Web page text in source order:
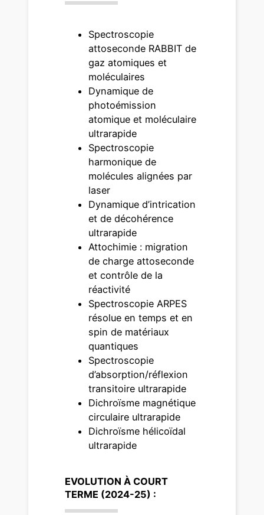
Spectroscopie
attoseconde RABBIT de
gaz atomiques et
moléculaires
Dynamique de
photoémission
atomique et moléculaire
ultrarapide
Spectroscopie
harmonique de
molécules alignées par
laser
Dynamique d’intrication
et de décohérence
ultrarapide
Attochimie : migration
de charge attoseconde
et contrôle de la
réactivité
Spectroscopie ARPES
résolue en temps et en
spin de matériaux
quantiques
Spectroscopie
d’absorption/réflexion
transitoire ultrarapide
Dichroïsme magnétique
circulaire ultrarapide
Dichroïsme hélicoïdal
ultrarapide
EVOLUTION À COURT
TERME (2024-25) :